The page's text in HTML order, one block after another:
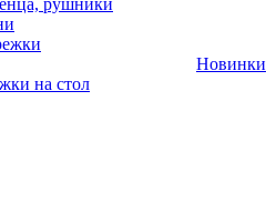
рушники
на стол
Новинки